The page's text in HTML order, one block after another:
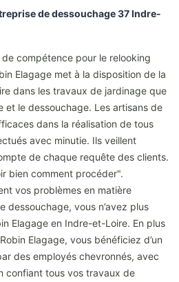
de dessouchage 37 Indre-
compétence pour le relooking
Elagage met à la disposition de la
dans les travaux de jardinage que
et le dessouchage. Les artisans de
dans la réalisation de tous
avec minutie. Ils veillent
de chaque requête des clients.
bien comment procéder".
vos problèmes en matière
dessouchage, vous n’avez plus
Elagage en Indre-et-Loire. En plus
Elagage, vous bénéficiez d’un
des employés chevronnés, avec
confiant tous vos travaux de